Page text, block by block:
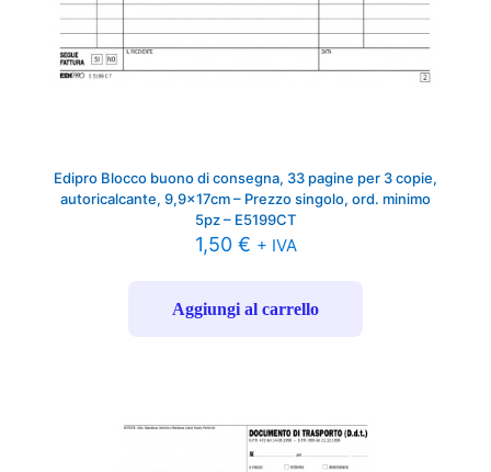
Edipro Blocco buono di consegna, 33 pagine per 3 copie,
autoricalcante, 9,9x17cm – Prezzo singolo, ord. minimo
5pz – E5199CT
1,50 € + IVA
Aggiungi al carrello